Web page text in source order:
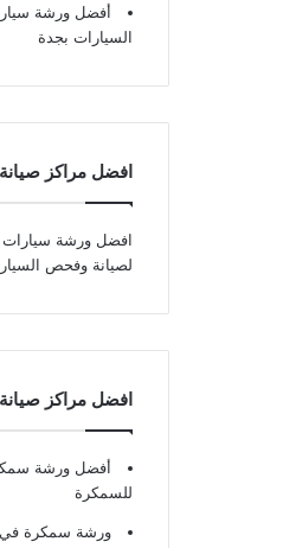
أفضل ورشة
السيارات بجدة
افضل مراكز
افضل ورشة سيارات
لصيانة وفحص
افضل مراكز
أفضل ورشة
للسمكرة
ورشة سمكرة في